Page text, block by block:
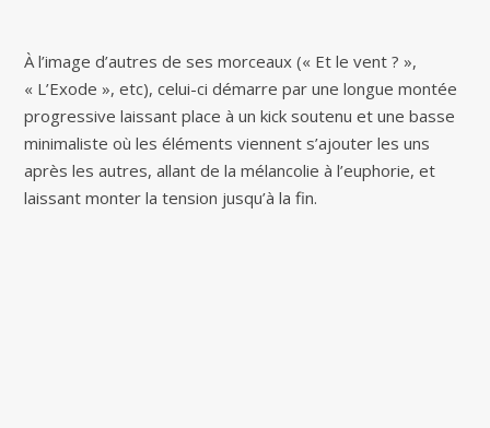
À l’image d’autres de ses morceaux (« Et le vent ? »,
« L’Exode », etc), celui-ci démarre par une longue montée
progressive laissant place à un kick soutenu et une basse
minimaliste où les éléments viennent s’ajouter les uns
après les autres, allant de la mélancolie à l’euphorie, et
laissant monter la tension jusqu’à la fin.